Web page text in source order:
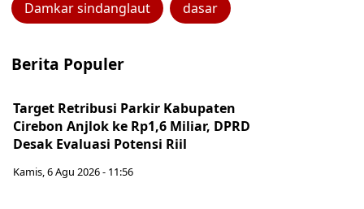
Damkar sindanglaut dasar
Berita Populer
Target Retribusi Parkir Kabupaten
Cirebon Anjlok ke Rp1,6 Miliar, DPRD
Desak Evaluasi Potensi Riil
Kamis, 6 Agu 2026 - 11:56